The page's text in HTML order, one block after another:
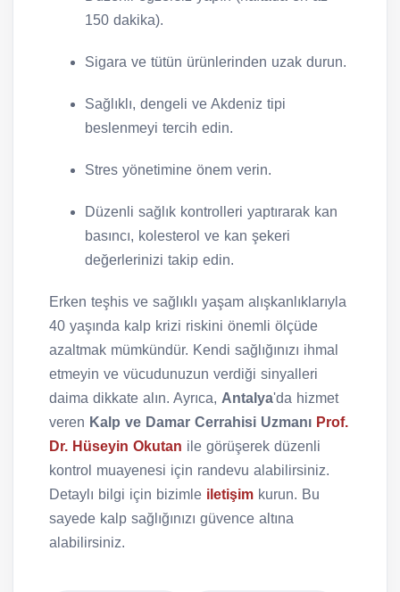
150 dakika).
Sigara ve tütün ürünlerinden uzak durun.
Sağlıklı, dengeli ve Akdeniz tipi
beslenmeyi tercih edin.
Stres yönetimine önem verin.
Düzenli sağlık kontrolleri yaptırarak kan
basıncı, kolesterol ve kan şekeri
değerlerinizi takip edin.
Erken teşhis ve sağlıklı yaşam alışkanlıklarıyla
40 yaşında kalp krizi riskini önemli ölçüde
azaltmak mümkündür. Kendi sağlığınızı ihmal
etmeyin ve vücudunuzun verdiği sinyalleri
daima dikkate alın. Ayrıca, Antalya'da hizmet
veren Kalp ve Damar Cerrahisi Uzmanı Prof.
Dr. Hüseyin Okutan ile görüşerek düzenli
kontrol muayenesi için randevu alabilirsiniz.
Detaylı bilgi için bizimle iletişim kurun. Bu
sayede kalp sağlığınızı güvence altına
alabilirsiniz.